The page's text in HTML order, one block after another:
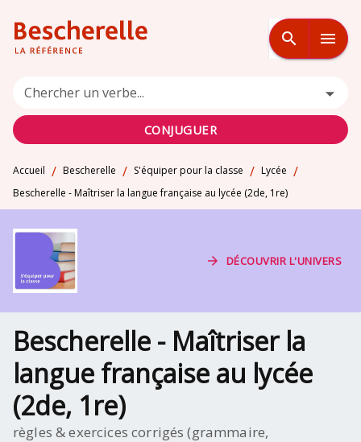
MENU RECHERCHE
PIED DE PAGE
search menu
Chercher un verbe...
CONJUGUER
Accueil / Bescherelle / S'équiper pour la classe / Lycée /
Bescherelle - Maîtriser la langue française au lycée (2de, 1re)
arrow_forward DÉCOUVRIR L'UNIVERS
Bescherelle - Maîtriser la
langue française au lycée
(2de, 1re)
règles & exercices corrigés (grammaire,